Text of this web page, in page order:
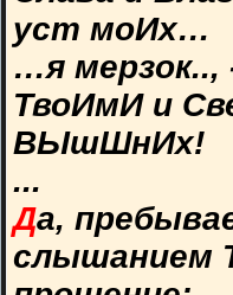
уст моИх…
…я мерзок..,
ТвоИмИ и
ВЫшШнИх!
...
Да,
слышанием